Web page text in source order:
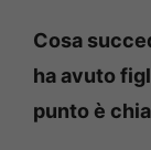
Cosa
ha avuto
punto è